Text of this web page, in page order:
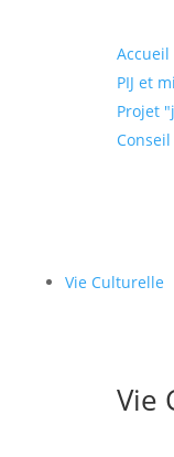
Accueil
PIJ et
Projet
Vie Culturelle
Vie